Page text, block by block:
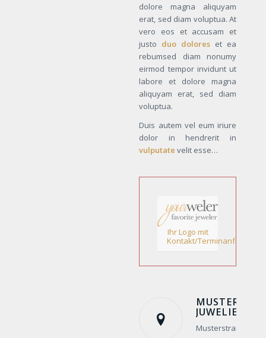
dolore magna aliquyam
erat, sed diam voluptua. At
vero eos et accusam et
justo duo dolores et ea
rebumsed diam nonumy
eirmod tempor invidunt ut
labore et dolore magna
aliquyam erat, sed diam
voluptua.
Duis autem vel eum iriure
dolor in hendrerit in
vulputate velit esse…
Ihr Logo mit
Kontakt/Terminanfrage!
MUSTER
JUWELIER
Musterstraße